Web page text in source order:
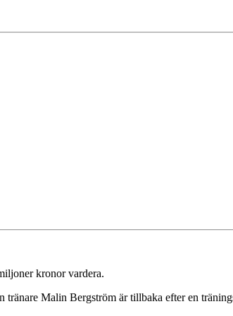
kronor vardera.
tränare Malin Bergström är tillbaka efter en